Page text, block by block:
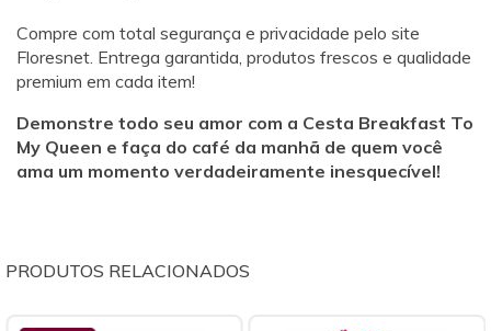
Compre com total segurança e privacidade pelo site
Floresnet. Entrega garantida, produtos frescos e qualidade
premium em cada item!
Demonstre todo seu amor com a Cesta Breakfast To
My Queen e faça do café da manhã de quem você
ama um momento verdadeiramente inesquecível!
PRODUTOS RELACIONADOS